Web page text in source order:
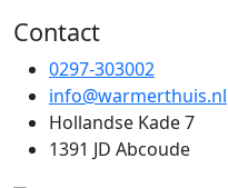
Contact
0297-303002
info@warmerthuis.nl
Hollandse Kade 7
1391 JD Abcoude